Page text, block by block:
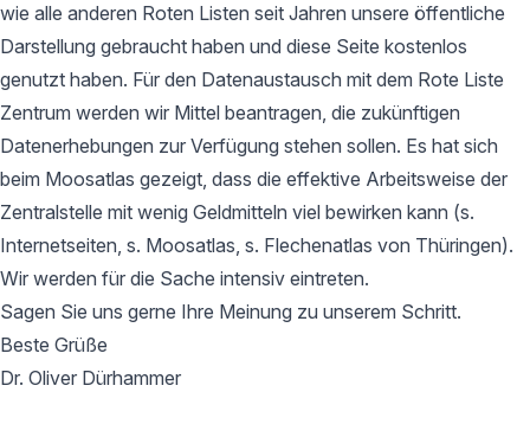
wie alle anderen Roten Listen seit Jahren unsere öffentliche
Darstellung gebraucht haben und diese Seite kostenlos
genutzt haben. Für den Datenaustausch mit dem Rote Liste
Zentrum werden wir Mittel beantragen, die zukünftigen
Datenerhebungen zur Verfügung stehen sollen. Es hat sich
beim Moosatlas gezeigt, dass die effektive Arbeitsweise der
Zentralstelle mit wenig Geldmitteln viel bewirken kann (s.
Internetseiten, s. Moosatlas, s. Flechenatlas von Thüringen).
Wir werden für die Sache intensiv eintreten.
Sagen Sie uns gerne Ihre Meinung zu unserem Schritt.
Beste Grüße
Dr. Oliver Dürhammer